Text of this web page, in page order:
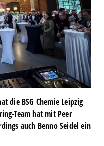
die BSG Chemie Leipzig
Team hat mit Peer
auch Benno Seidel ein